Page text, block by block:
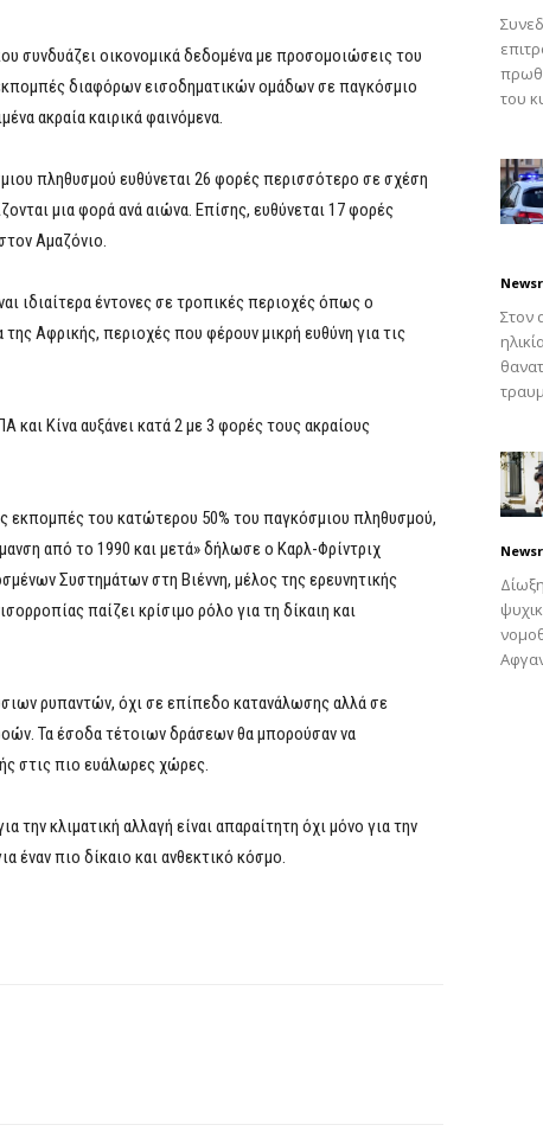
συνδυάζει οικονομικά δεδομένα με προσομοιώσεις του
διαφόρων εισοδηματικών ομάδων σε παγκόσμιο
ακραία καιρικά φαινόμενα.
πληθυσμού ευθύνεται 26 φορές περισσότερο σε σχέση
μια φορά ανά αιώνα. Επίσης, ευθύνεται 17 φορές
Αμαζόνιο.
ιδιαίτερα έντονες σε τροπικές περιοχές όπως ο
Αφρικής, περιοχές που φέρουν μικρή ευθύνη για τις
Κίνα αυξάνει κατά 2 με 3 φορές τους ακραίους
εκπομπές του κατώτερου 50% του παγκόσμιου πληθυσμού,
από το 1990 και μετά» δήλωσε ο Καρλ-Φρίντριχ
Συστημάτων στη Βιέννη, μέλος της ερευνητικής
παίζει κρίσιμο ρόλο για τη δίκαιη και
ρυπαντών, όχι σε επίπεδο κατανάλωσης αλλά σε
Τα έσοδα τέτοιων δράσεων θα μπορούσαν να
στις πιο ευάλωρες χώρες.
την κλιματική αλλαγή είναι απαραίτητη όχι μόνο για την
έναν πιο δίκαιο και ανθεκτικό κόσμο.
του
Στον